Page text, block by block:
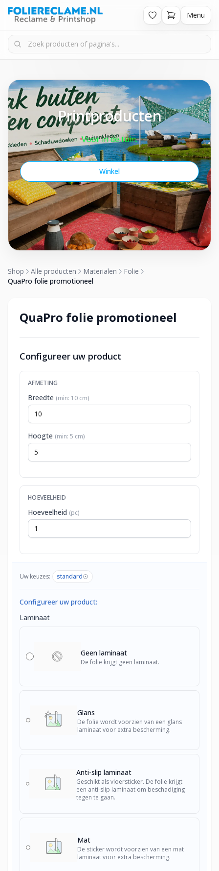
Menu
Printproducten
Voor in de tuin.
Winkel
Shop Alle producten Materialen
Folie
QuaPro folie promotioneel
QuaPro folie promotioneel
Configureer uw product
AFMETING
Breedte (min: 10 cm)
Hoogte (min: 5 cm)
HOEVEELHEID
Hoeveelheid (pc)
Uw keuzes: standard
Configureer uw product:
Laminaat
Geen laminaat
De folie krijgt geen laminaat.
Glans
De folie wordt voorzien van een glans
laminaat voor extra bescherming.
Anti-slip laminaat
Geschikt als vloersticker. De folie krijgt
een anti-slip laminaat om beschadiging
tegen te gaan.
Mat
De sticker wordt voorzien van een mat
laminaat voor extra bescherming.